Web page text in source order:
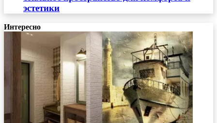
эстетики
Интересно